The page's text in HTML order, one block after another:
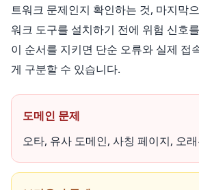
트워크 문제인지 확인하는 것, 마지막
워크 도구를 설치하기 전에 위험 신호
이 순서를 지키면 단순 오류와 실제 접
게 구분할 수 있습니다.
도메인 문제
오타, 유사 도메인, 사칭 페이지, 오